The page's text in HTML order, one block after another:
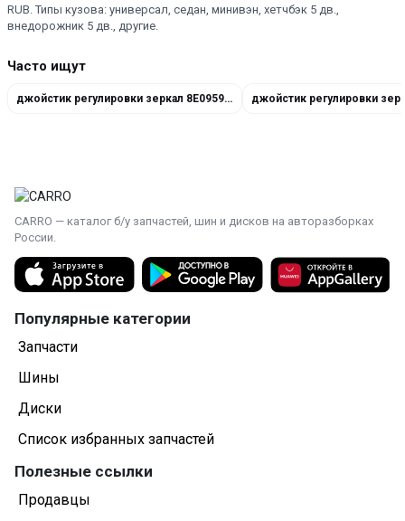
RUB. Типы кузова: универсал, седан, минивэн, хетчбэк 5 дв.,
внедорожник 5 дв., другие.
Часто ищут
джойстик регулировки зеркал 8E0959565
CARRO — каталог б/у запчастей, шин и дисков на авторазборках
России.
Популярные категории
Запчасти
Шины
Диски
Список избранных запчастей
Полезные ссылки
Продавцы